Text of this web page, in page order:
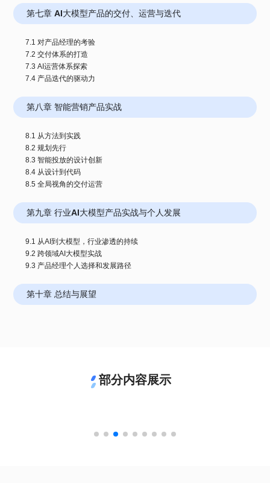
第七章 AI大模型产品的交付、运营与迭代
7.1 对产品经理的考验
7.2 交付体系的打造
7.3 AI运营体系探索
第八章 智能营销产品实战
8.1 从方法到实践
8.2 规划先行
8.3 智能投放的设计创新
8.4 从设计到代码
第九章 行业AI大模型产品实战与个人发展
9.1 从AI到大模型，行业渗透的持续
9.2 跨领域AI大模型实战
第十章 总结与展望
部分内容展示